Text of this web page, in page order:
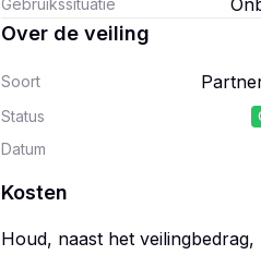
Gebruikssituatie
Over de veiling
Soort
Status
Datum
Kosten
Houd, naast het